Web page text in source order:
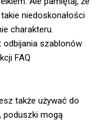
niedoskonałości
charakteru.
szablonów
FAQ
także używać do
poduszki mogą